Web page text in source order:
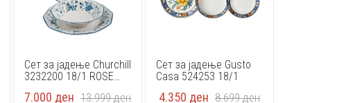
Сет за јадење Churchill
3232200 18/1 ROSE
7.000 ден 13.999ден
Сет за јадење Gusto
Casa 524253 18/1
4.350 ден 8.699ден